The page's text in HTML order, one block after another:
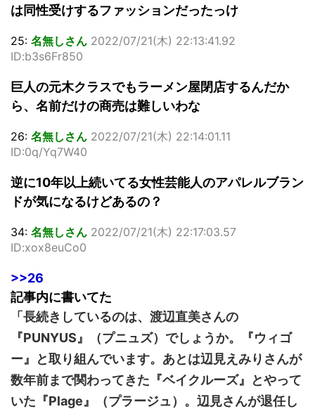
は同性受けするファッションだったっけ
25: 名無しさん 2022/07/21(木) 22:13:41.92
ID:b3s6Fr850
巨人の元木クラスでもラーメン屋閉店するんだか
ら、名前だけの商売は難しいわな
26: 名無しさん 2022/07/21(木) 22:14:01.11
ID:0q/Yq7W40
逆に10年以上続いてる女性芸能人のアパレルブラン
ドが気になるけどあるの？
34: 名無しさん 2022/07/21(木) 22:17:03.57
ID:xox8euCo0
>>26
記事内に書いてた
「長続きしているのは、渡辺直美さんの
『PUNYUS』（プニュズ）でしょうか。『ウィゴ
ー』と取り組んでいます。あとは辺見えみりさんが
数年前まで関わってきた『ベイクルーズ』とやって
いた『Plage』（プラージュ）。辺見さんが退任し